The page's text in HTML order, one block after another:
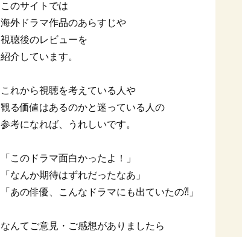
このサイトでは
海外ドラマ作品のあらすじや
視聴後のレビューを
紹介しています。
これから視聴を考えている人や
観る価値はあるのかと迷っている人の
参考になれば、うれしいです。
「このドラマ面白かったよ！」
「なんか期待はずれだったなあ」
「あの俳優、こんなドラマにも出ていたの⁈」
なんてご意見・ご感想がありましたら